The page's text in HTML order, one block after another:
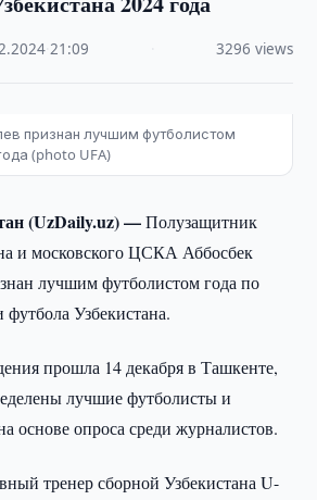
·21:09 3296 views
признан лучшим футболистом
(photo UFA)
(UzDaily.uz) —Полузащитник
и московского ЦСКА Аббосбек
лучшим футболистом года по
Узбекистана.
прошла 14 декабря в Ташкенте,
лучшие футболисты и
основе опроса среди журналистов.
тренер сборной Узбекистана U-